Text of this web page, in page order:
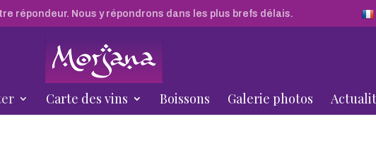
répondeur. Nous y répondrons dans les plus brefs délais.
Carte des vins Boissons Galerie photos